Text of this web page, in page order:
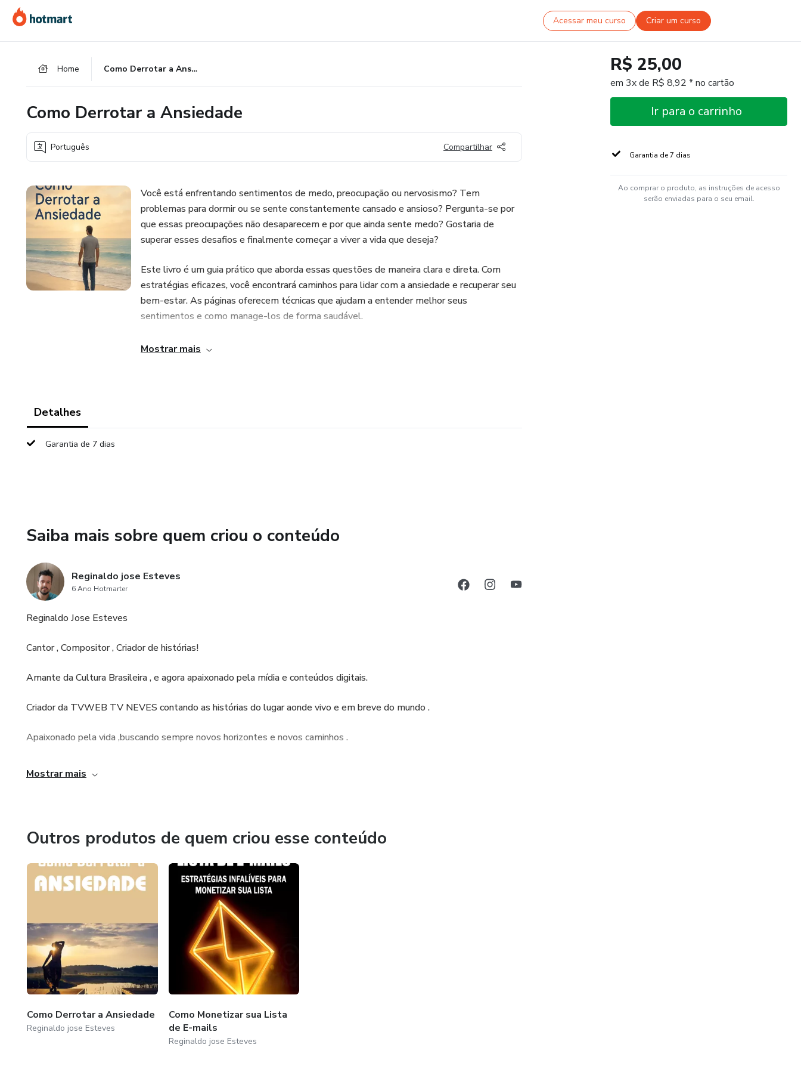
para
o
para
o
para
o
Acessar meu curso Criar um curso
Home Como Derrotar a Ansiedade
Como Derrotar a Ansiedade
Português Compartilhar
Você está enfrentando sentimentos de medo, preocupação ou nervosismo? Tem
problemas para dormir ou se sente constantemente cansado e ansioso? Pergunta-se por
que essas preocupações não desaparecem e por que ainda sente medo? Gostaria de
superar esses desafios e finalmente começar a viver a vida que deseja?
Este livro é um guia prático que aborda essas questões de maneira clara e direta. Com
estratégias eficazes, você encontrará caminhos para lidar com a ansiedade e recuperar seu
bem-estar. As páginas oferecem técnicas que ajudam a entender melhor seus
sentimentos e como manage-los de forma saudável.
Se você está pronto para dar o primeiro passo em direção a uma vida mais tranquila e
Mostrar mais
Detalhes
Garantia de 7 dias
Saiba mais sobre quem criou o conteúdo
Reginaldo jose Esteves
6 Ano Hotmarter
Reginaldo Jose Esteves
Cantor , Compositor , Criador de histórias!
Amante da Cultura Brasileira , e agora apaixonado pela mídia e conteúdos digitais.
Criador da TVWEB TV NEVES contando as histórias do lugar aonde vivo e em breve do mundo .
Apaixonado pela vida ,buscando sempre novos horizontes e novos caminhos .
A vida é feita de sonhos e o meu se transforma em realidade quando busco informações e conhecimentos com outras
Mostrar mais
Outros produtos de quem criou esse conteúdo
Como Derrotar a Ansiedade
Reginaldo jose Esteves
Como Monetizar sua Lista
de E-mails
Reginaldo jose Esteves
R$ 25,00
em 3x de R$ 8,92 * no cartão
Ir para o carrinho
Garantia de 7 dias
Ao comprar o produto, as instruções de acesso
serão enviadas para o seu email.